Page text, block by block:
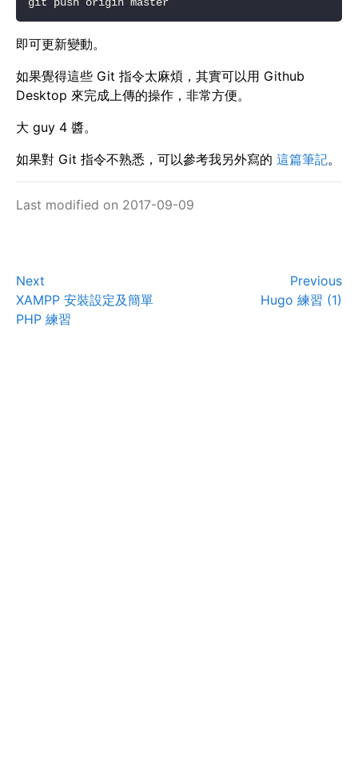
即可更新變動。
如果覺得這些 Git 指令太麻煩，其實可以用 Github
Desktop 來完成上傳的操作，非常方便。
大 guy 4 醬。
如果對 Git 指令不熟悉，可以參考我另外寫的 這篇筆記。
Last modified on 2017-09-09
Next
XAMPP 安裝設定及簡單
PHP 練習
Previous
Hugo 練習 (1)